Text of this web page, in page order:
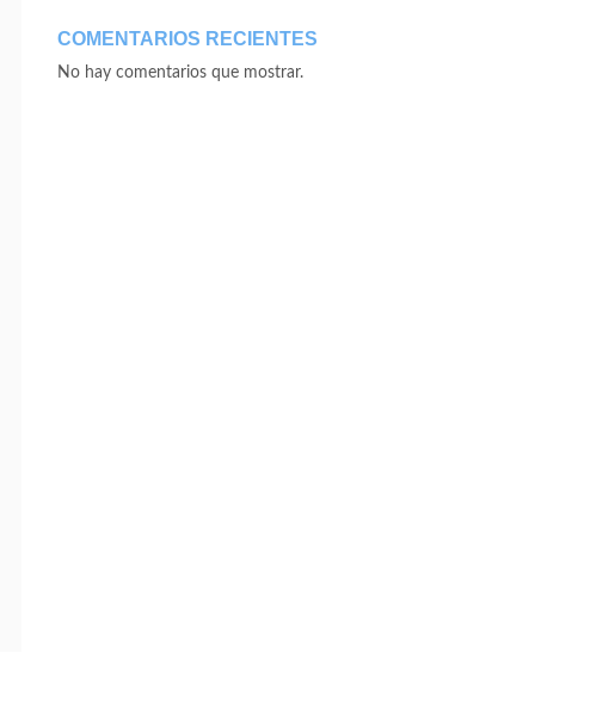
COMENTARIOS RECIENTES
No hay comentarios que mostrar.